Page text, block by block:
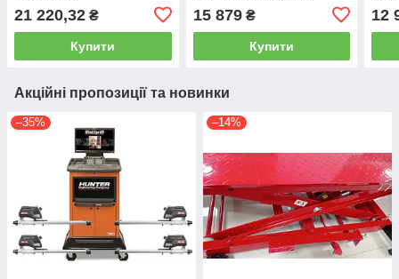
21 220,32 ₴
Купити
15 879₴
Купити
12
Акційні пропозиції та новинки
–35% –14%